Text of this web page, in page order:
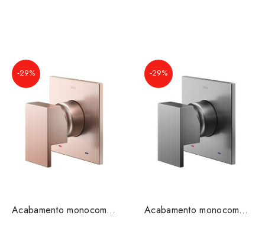
-29%
Acabamento monocomando para chuveiro 3/4" alta va...
-29%
Acabamento monocomando para chuveiro 3/4" alta va...